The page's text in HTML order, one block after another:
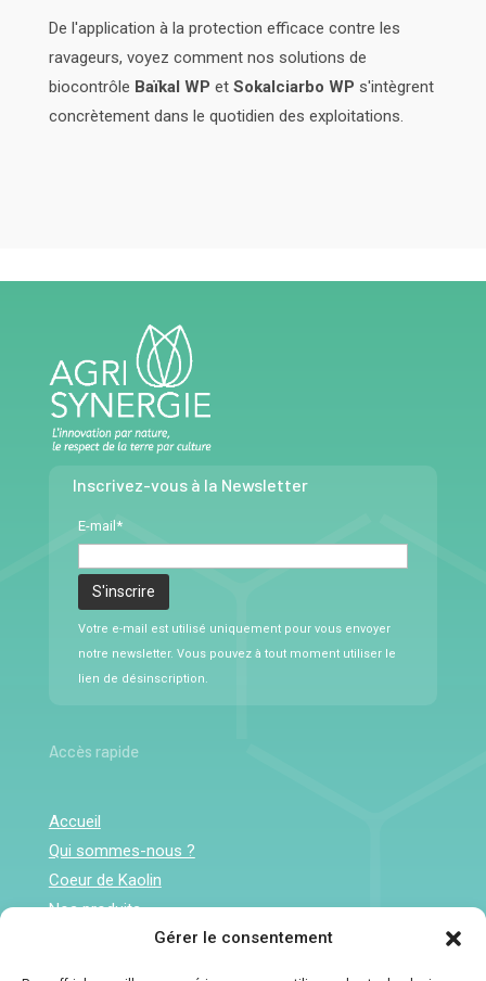
Gérer le consentement
De l'application à la protection efficace contre les
ravageurs, voyez comment nos solutions de
biocontrôle Baïkal WP et Sokalciarbo WP s'intègrent
concrètement dans le quotidien des exploitations.
Inscrivez-vous à la Newsletter
E-mail*
Votre e-mail est utilisé uniquement pour vous envoyer
notre newsletter. Vous pouvez à tout moment utiliser le
lien de désinscription.
Accès rapide
Accueil
Qui sommes-nous ?
Coeur de Kaolin
Nos produits